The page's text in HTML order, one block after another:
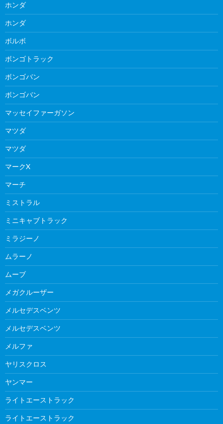
ホンダ
ホンダ
ボルボ
ボンゴトラック
ボンゴバン
ボンゴバン
マッセイファーガソン
マツダ
マツダ
マークX
マーチ
ミストラル
ミニキャブトラック
ミラジーノ
ムラーノ
ムーブ
メガクルーザー
メルセデスベンツ
メルセデスベンツ
メルファ
ヤリスクロス
ヤンマー
ライトエーストラック
ライトエーストラック